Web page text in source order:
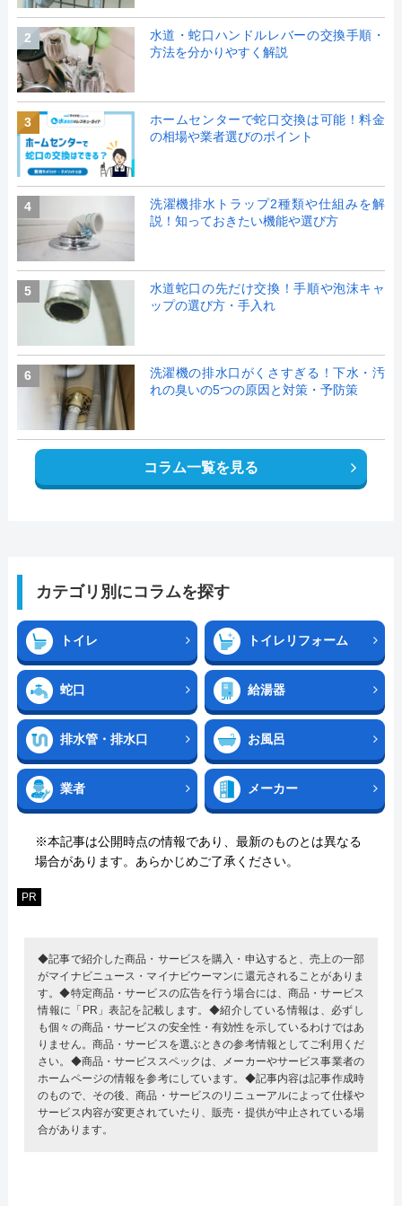
2
水道・蛇口ハンドルレバーの交換手順・
方法を分かりやすく解説
3
ホームセンターで蛇口交換は可能！料金
の相場や業者選びのポイント
4
洗濯機排水トラップ2種類や仕組みを解
説！知っておきたい機能や選び方
5
水道蛇口の先だけ交換！手順や泡沫キャ
ップの選び方・手入れ
6
洗濯機の排水口がくさすぎる！下水・汚
れの臭いの5つの原因と対策・予防策
コラム一覧を見る
カテゴリ別にコラムを探す
トイレ トイレリフォーム
蛇口 給湯器
排水管・排水口 お風呂
業者 メーカー
※本記事は公開時点の情報であり、最新のものとは異なる
場合があります。あらかじめご了承ください。
PR
◆記事で紹介した商品・サービスを購入・申込すると、売上の一部
がマイナビニュース・マイナビウーマンに還元されることがありま
す。◆特定商品・サービスの広告を行う場合には、商品・サービス
情報に「PR」表記を記載します。◆紹介している情報は、必ずし
も個々の商品・サービスの安全性・有効性を示しているわけではあ
りません。商品・サービスを選ぶときの参考情報としてご利用くだ
さい。◆商品・サービススペックは、メーカーやサービス事業者の
ホームページの情報を参考にしています。◆記事内容は記事作成時
のもので、その後、商品・サービスのリニューアルによって仕様や
サービス内容が変更されていたり、販売・提供が中止されている場
合があります。